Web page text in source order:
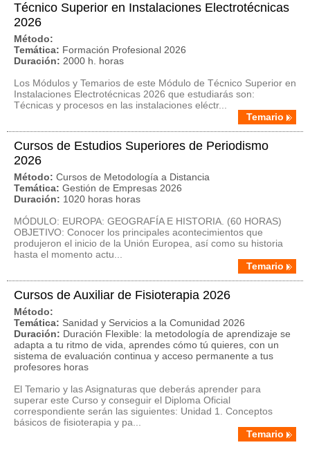
Técnico Superior en Instalaciones Electrotécnicas
2026
Método:
Temática: Formación Profesional 2026
Duración: 2000 h. horas
Los Módulos y Temarios de este Módulo de Técnico Superior en
Instalaciones Electrotécnicas 2026 que estudiarás son:
Técnicas y procesos en las instalaciones eléctr...
Temario
Cursos de Estudios Superiores de Periodismo
2026
Método: Cursos de Metodología a Distancia
Temática: Gestión de Empresas 2026
Duración: 1020 horas horas
MÓDULO: EUROPA: GEOGRAFÍA E HISTORIA. (60 HORAS)
OBJETIVO: Conocer los principales acontecimientos que
produjeron el inicio de la Unión Europea, así como su historia
hasta el momento actu...
Temario
Cursos de Auxiliar de Fisioterapia 2026
Método:
Temática: Sanidad y Servicios a la Comunidad 2026
Duración: Duración Flexible: la metodología de aprendizaje se
adapta a tu ritmo de vida, aprendes cómo tú quieres, con un
sistema de evaluación continua y acceso permanente a tus
profesores horas
El Temario y las Asignaturas que deberás aprender para
superar este Curso y conseguir el Diploma Oficial
correspondiente serán las siguientes: Unidad 1. Conceptos
básicos de fisioterapia y pa...
Temario